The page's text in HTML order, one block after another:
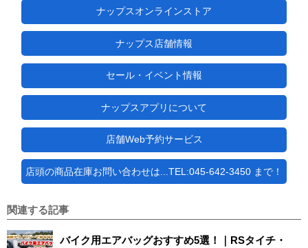
ナップスオンラインストア
ナップス店舗情報
セール・イベント情報
ナップスアプリについて
店舗Web予約サービス
店頭の商品在庫お問い合わせは...TEL:045-642-3450 まで！
関連する記事
バイク用エアバッグおすすめ5選！｜RSタイチ・